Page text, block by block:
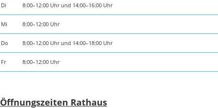
Di 8:00–12:00 Uhr und 14:00–16:00 Uhr
Mi 8:00–12:00 Uhr
Do 8:00–12:00 Uhr und 14:00–18:00 Uhr
Fr 8:00–12:00 Uhr
Öffnungszeiten Rathaus